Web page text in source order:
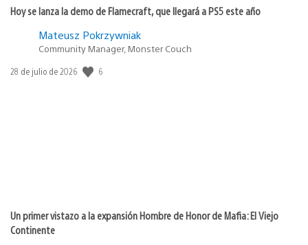
Hoy se lanza la demo de Flamecraft, que llegará a PS5 este año
Mateusz Pokrzywniak
Community Manager, Monster Couch
Fecha
28 de julio de 2026 6
Un primer vistazo a la expansión Hombre de Honor de Mafia: El Viejo
Continente